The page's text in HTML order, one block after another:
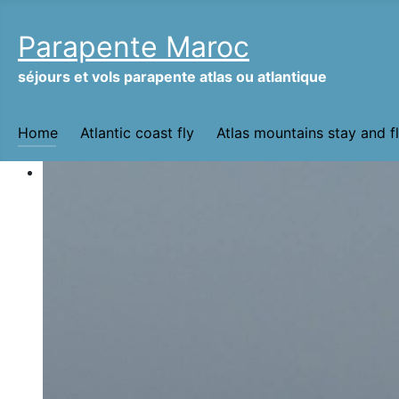
Parapente Maroc
séjours et vols parapente atlas ou atlantique
Home Atlantic coast fly Atlas mountains stay and